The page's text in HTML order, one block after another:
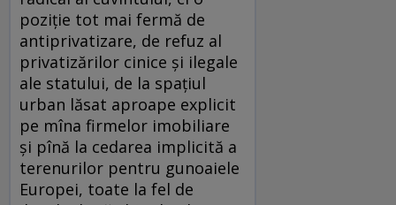
poziţie tot mai fermă de
antiprivatizare, de refuz al
privatizărilor cinice şi ilegale
ale statului, de la spaţiul
urban lăsat aproape explicit
pe mîna firmelor imobiliare
şi pînă la cedarea implicită a
terenurilor pentru gunoaiele
Europei, toate la fel de